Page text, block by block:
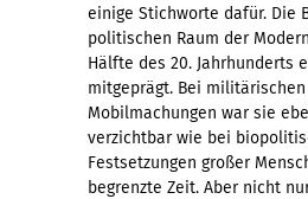
einige Stichworte dafür. Die
politischen Raum der
Hälfte des 20. Jahrhunderts
mitgeprägt. Bei
Mobilmachungen war sie
verzichtbar wie bei
Festsetzungen großer
begrenzte Zeit. Aber nicht